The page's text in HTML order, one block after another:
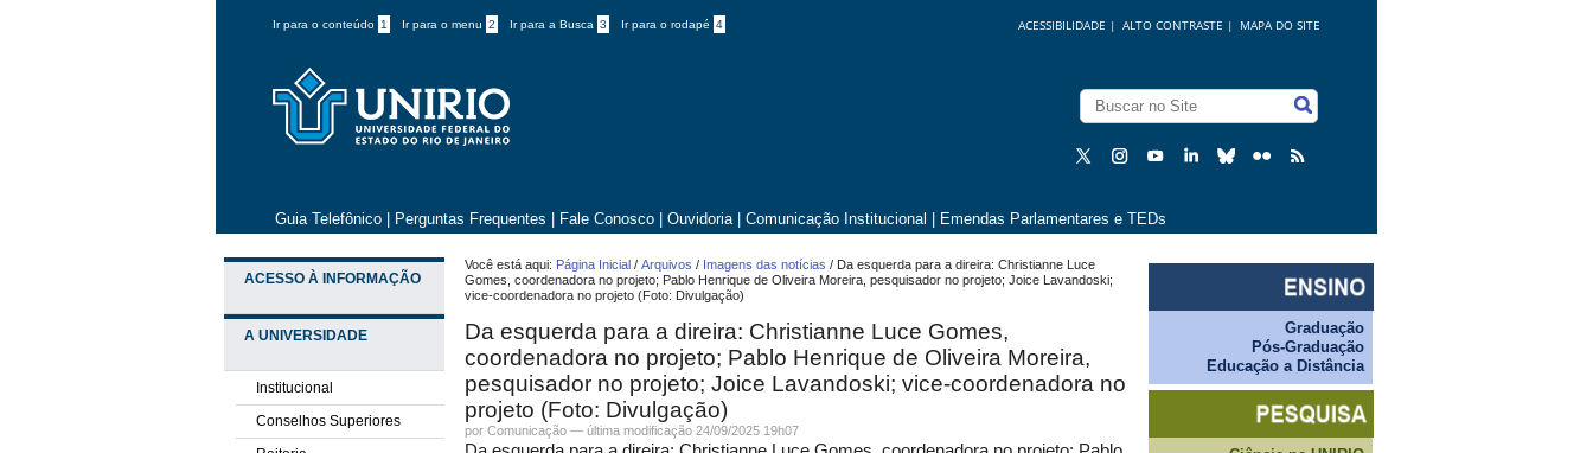
Ir para o conteúdo 1 Ir para o menu 2 Ir para a Busca 3 Ir para o rodapé 4 MAPA DO SITE
ALTO CONTRASTE |
ACESSIBILIDADE |
Guia Telefônico Perguntas Frequentes Fale Conosco Ouvidoria Comunicação Institucional Emendas Parlamentares e TEDs
ACESSO À INFORMAÇÃO
A UNIVERSIDADE
Institucional
Conselhos Superiores
Você está aqui: Página Inicial /Arquivos / Imagens das notícias / Da esquerda para a direira: Christianne Luce
Gomes, coordenadora no projeto; Pablo Henrique de Oliveira Moreira, pesquisador no projeto; Joice Lavandoski;
vice-coordenadora no projeto (Foto: Divulgação)
Da esquerda para a direira: Christianne Luce Gomes,
coordenadora no projeto; Pablo Henrique de Oliveira Moreira,
pesquisador no projeto; Joice Lavandoski; vice-coordenadora no
projeto (Foto: Divulgação)
porComunicação —última modificação 24/09/2025 19h07
Graduação
Pós-Graduação
Educação a Distância